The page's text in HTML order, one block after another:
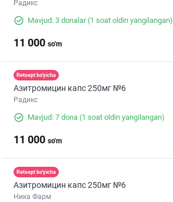
Радикс
Mavjud: 3 donalar(1 soat oldin yangilangan)
11 000 so'm
Retsept bo'yicha
Азитромицин капс 250мг №6
Радикс
Mavjud: 7 dona (1 soat oldin yangilangan)
11 000 so'm
Retsept bo'yicha
Азитромицин капс 250мг №6
Ника Фарм